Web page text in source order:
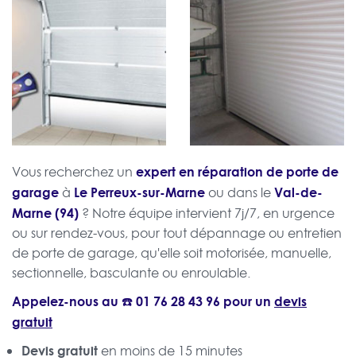
Vous recherchez un expert en réparation de porte de
garageà Le Perreux-sur-Marneou dans leVal-de-
Marne (94) ? Notre équipe intervient 7j/7, en urgence
ou sur rendez-vous, pour tout dépannage ou entretien
de porte de garage, qu'elle soit motorisée, manuelle,
sectionnelle, basculante ou enroulable.
Appelez-nous au ☎️01 76 28 43 96 pour un devis
gratuit
Devis gratuit en moins de 15 minutes